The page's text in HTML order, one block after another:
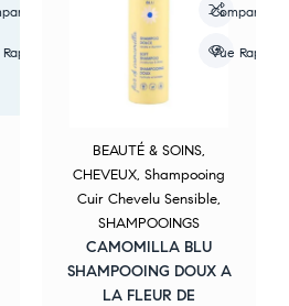
Compare
Vue Rapide
BEAUTÉ & SOINS,
CHEVEUX, Shampooing
Cuir Chevelu Sensible,
SHAMPOOINGS
CAMOMILLA BLU
SHAMPOOING DOUX A
LA FLEUR DE